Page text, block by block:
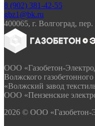
8 (902) 381-42-55
gbz1@bk.ru
400065, г. Волгоград,
ООО «Газобетон-
Волжского
«Волжский завод
ООО «Пензенские
2026 © ООО «Газобетон-